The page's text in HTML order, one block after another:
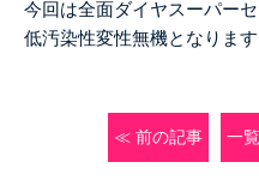
今回は全面ダイヤスーパー
低汚染性変性無機となります
≪ 前の記事 一